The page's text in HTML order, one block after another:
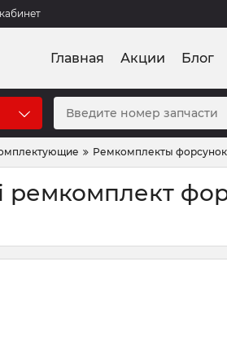
Главная Акции Блог
Ремкомплекты форсунок
ремкомплект